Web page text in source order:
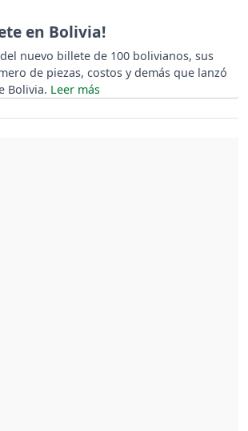
en Bolivia!
nuevo billete de 100 bolivianos, sus
de piezas, costos y demás que lanzó
Bolivia.